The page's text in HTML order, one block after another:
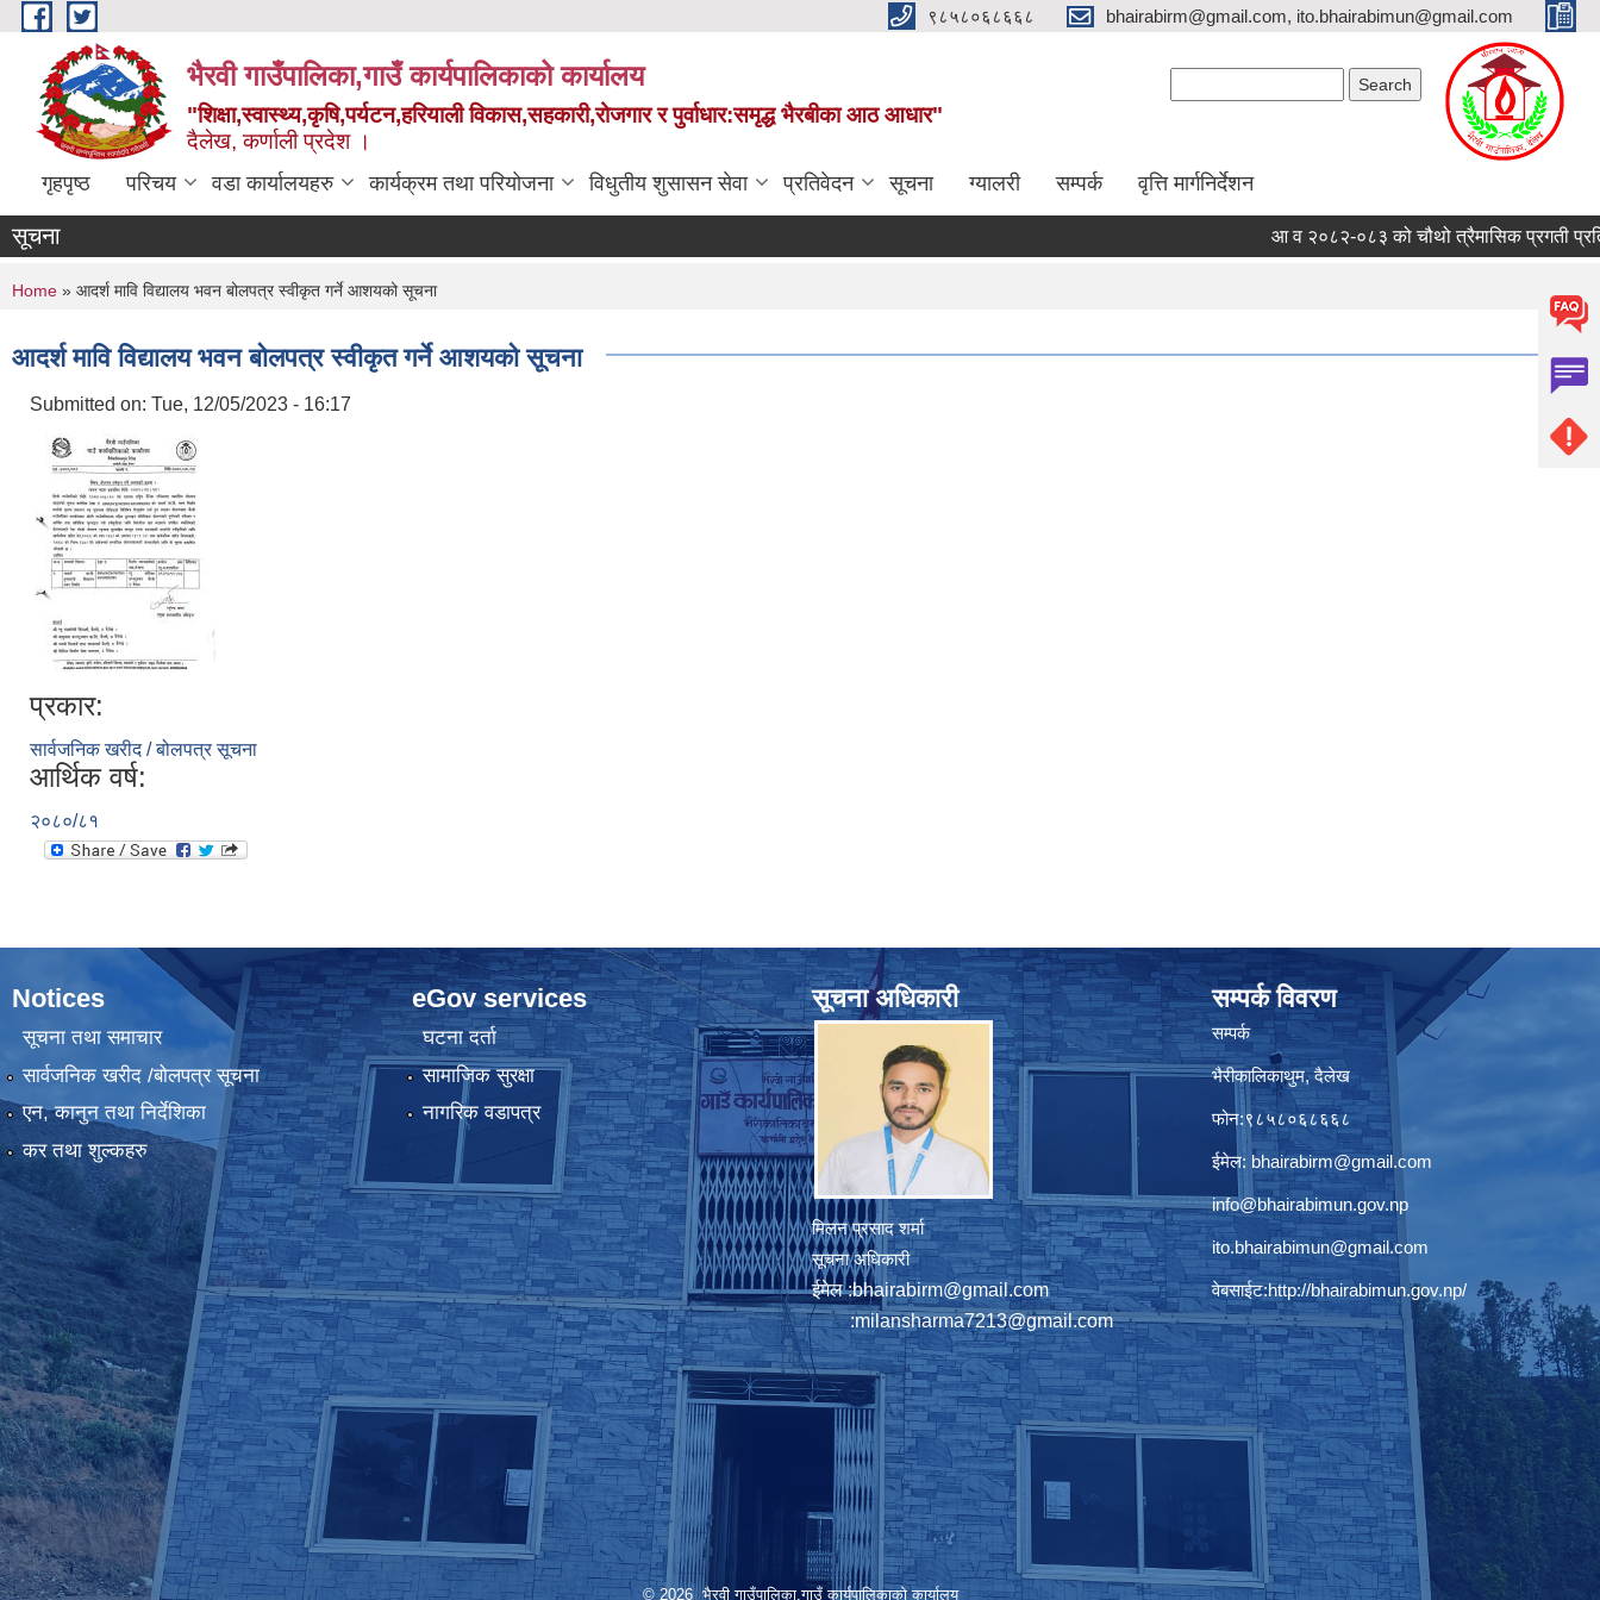
Skip to main content ९८५८०६८६६८ bhairabirm@gmail.com, ito.bhairabimun@gmail.com
भैरवी गाउँपालिका,गाउँ कार्यपालिकाको कार्यालय
"शिक्षा,स्वास्थ्य,कृषि,पर्यटन,हरियाली विकास,सहकारी,रोजगार र पुर्वाधार:समृद्ध भैरबीका आठ आधार"
दैलेख, कर्णाली प्रदेश ।
गृहपृष्ठ परिचय वडा कार्यालयहरु कार्यक्रम तथा परियोजना विधुतीय शुसासन सेवा प्रतिवेदन सूचना ग्यालरी सम्पर्क वृत्ति मार्गनिर्देशन
सूचना आ व २०८२-०८३ को चौथो त्रैमासिक प्रगती
You are here
Home » आदर्श मावि विद्यालय भवन बोलपत्र स्वीकृत गर्ने आशयको सूचना
आदर्श मावि विद्यालय भवन बोलपत्र स्वीकृत गर्ने आशयको सूचना
Submitted on: Tue, 12/05/2023 - 16:17
प्रकार:
सार्वजनिक खरीद / बोलपत्र सूचना
आर्थिक वर्ष:
२०८०/८१
Notices
सूचना तथा समाचार
सार्वजनिक खरीद /बोलपत्र सूचना
एन, कानुन तथा निर्देशिका
कर तथा शुल्कहरु
eGov services
घटना दर्ता
सामाजिक सुरक्षा
नागरिक वडापत्र
सूचना अधिकारी
मिलन प्रसाद शर्मा
सूचना अधिकारी
ईमेल :bhairabirm@gmail.com
:milansharma7213@gmail.com
सम्पर्क विवरण
सम्पर्क
भैरीकालिकाथुम, दैलेख
फोन:९८५८०६८६६८
ईमेल: bhairabirm@gmail.com
info@bhairabimun.gov.np
ito.bhairabimun@gmail.com
वेबसाईट:http://bhairabimun.gov.np/
© 2026 भैरवी गाउँपालिका,गाउँ कार्यपालिकाको कार्यालय